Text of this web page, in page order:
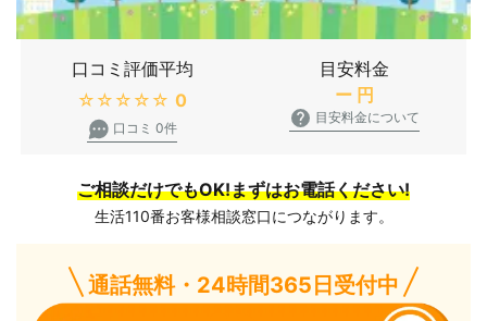
口コミ評価平均
★★★★★ 0
口コミ 0件
目安料金
ー 円
目安料金について
ご相談だけでもOK!まずはお電話ください!
生活110番お客様相談窓口につながります。
通話無料・24時間365日受付中